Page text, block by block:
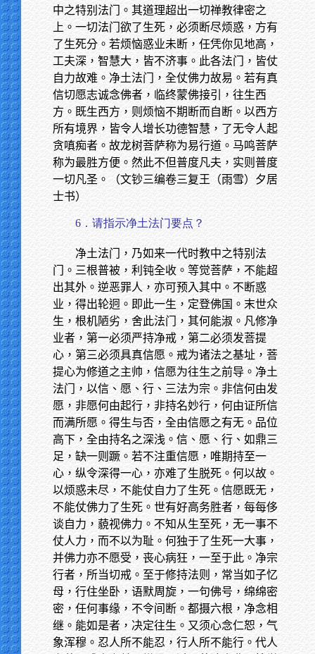
中之特别法门。其道理超出一切禅教律密之
上。一切法门欲了生死，必须断尽烦惑，方有
了生死分。若烦恼惑业未断，任凭你见地高，
工夫深，智慧大，皆不济事。此各法门，皆仗
自力故难。净土法门，全仗佛力故易。若有真
信切愿志诚念佛者，临终蒙佛接引，往生西
方。既生西方，则烦恼不期断而自断。以西方
所有境界，皆令人增长功德智慧，了无令人起
贪嗔痴者。故龙树菩萨称为易行道。马鸣菩萨
称为最胜方便。然此不但普度凡夫，实则普度
一切凡圣。（文钞三编卷三复王（雨雪）夕居
士书）
6．请指示净土法门要点？
净土法门，乃如来一代时教中之特别法
门。三根普被，利钝全收。等觉菩萨，不能超
出其外。逆恶罪人，亦可预入其中。不断惑
业，得出轮迥。即此一生，定登佛国。末世众
生，根机陋劣，舍此法门，其何能淑。凡修净
业者，第一必须严持净戒，第二必须发菩提
心，第三必须具真信愿。戒为诸法之基址，菩
提心为修道之主帅，信愿为往生之前导。净土
法门，以信、愿、行、三法为宗。非信何由发
愿，非愿何由起行，非持名妙行，何由证所信
而满所愿。得生与否，全由信愿之有无。品位
高下，全由持名之深浅。信、愿、行、如鼎三
足，缺一则蹶。若不注重信愿，唯期持至一
心，纵令深得一心，亦难了生脱死。何以故。
以烦惑未尽，不能仗自力了生死。信愿既无，
不能仗佛力了生死。世有好高务胜者，每每侈
谈自力，藐视佛力。不知从生至死，无一事不
仗人力，而不以为耻。何独于了生死一大事，
并佛力亦不愿受，丧心病狂，一至于此。净宗
行者，所当切戒。至于修持法则，常当如子忆
母，行住坐卧，语默周旋，一句佛号，绵绵密
密，任何事缘，不令间断。都摄六根，净念相
继。能如是者，决定往生。又须心念仁恕，气
象浑穆。忍人所不能忍，行人所不能行。代人